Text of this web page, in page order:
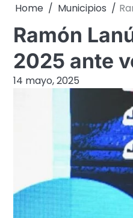
Home Municipios
Ramón
2025 ante
14 mayo, 2025